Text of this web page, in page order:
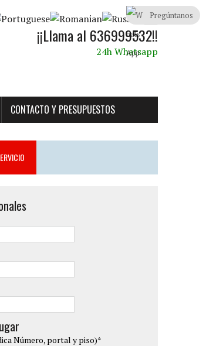
¡¡Llama al 636999532!!
24h Whatsapp
CONTACTO Y PRESUPUESTOS
Número, portal y piso)*
Pregúntanos